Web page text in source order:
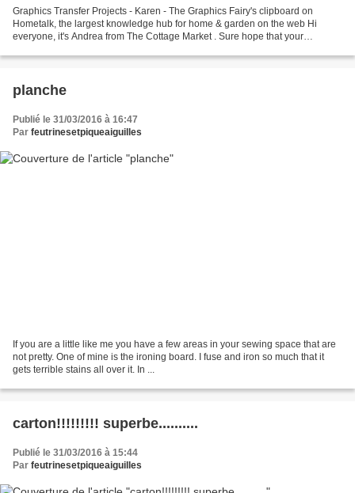
Graphics Transfer Projects - Karen - The Graphics Fairy's clipboard on
Hometalk, the largest knowledge hub for home & garden on the web Hi
everyone, it's Andrea from The Cottage Market . Sure hope that your
planche
Publié le 31/03/2016 à 16:47
Par feutrinesetpiqueaiguilles
If you are a little like me you have a few areas in your sewing space that are
not pretty. One of mine is the ironing board. I fuse and iron so much that it
gets terrible stains all over it. In ...
carton!!!!!!!!! superbe..........
Publié le 31/03/2016 à 15:44
Par feutrinesetpiqueaiguilles